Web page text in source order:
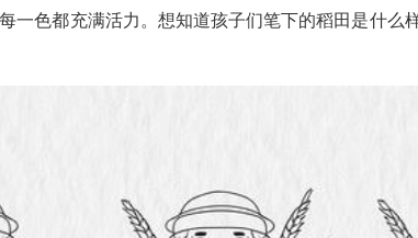
一色都充满活力。想知道孩子们笔下的稻田是什